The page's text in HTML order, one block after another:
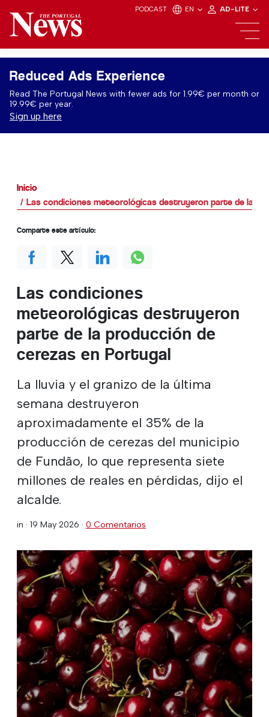
PODCAST EN AD-LITE
Reduced Ads Experience
Read The Portugal News with fewer ads for 1.99€ per month or
19.99€ per year.
Sign up here
Inicio
Las condiciones meteorológicas destruyeron parte de la
Las condiciones
meteorológicas destruyeron
parte de la producción de
cerezas en Portugal
La lluvia y el granizo de la última
semana destruyeron
aproximadamente el 35% de la
producción de cerezas del municipio
de Fundão, lo que representa siete
millones de reales en pérdidas, dijo el
alcalde.
in · 19 May 2026 · 0 Comentarios
Comparte este artículo: